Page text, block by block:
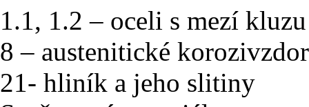
1.1, 1.2 – oceli s mezí
8 – austenitické
21- hliník a jeho slitiny